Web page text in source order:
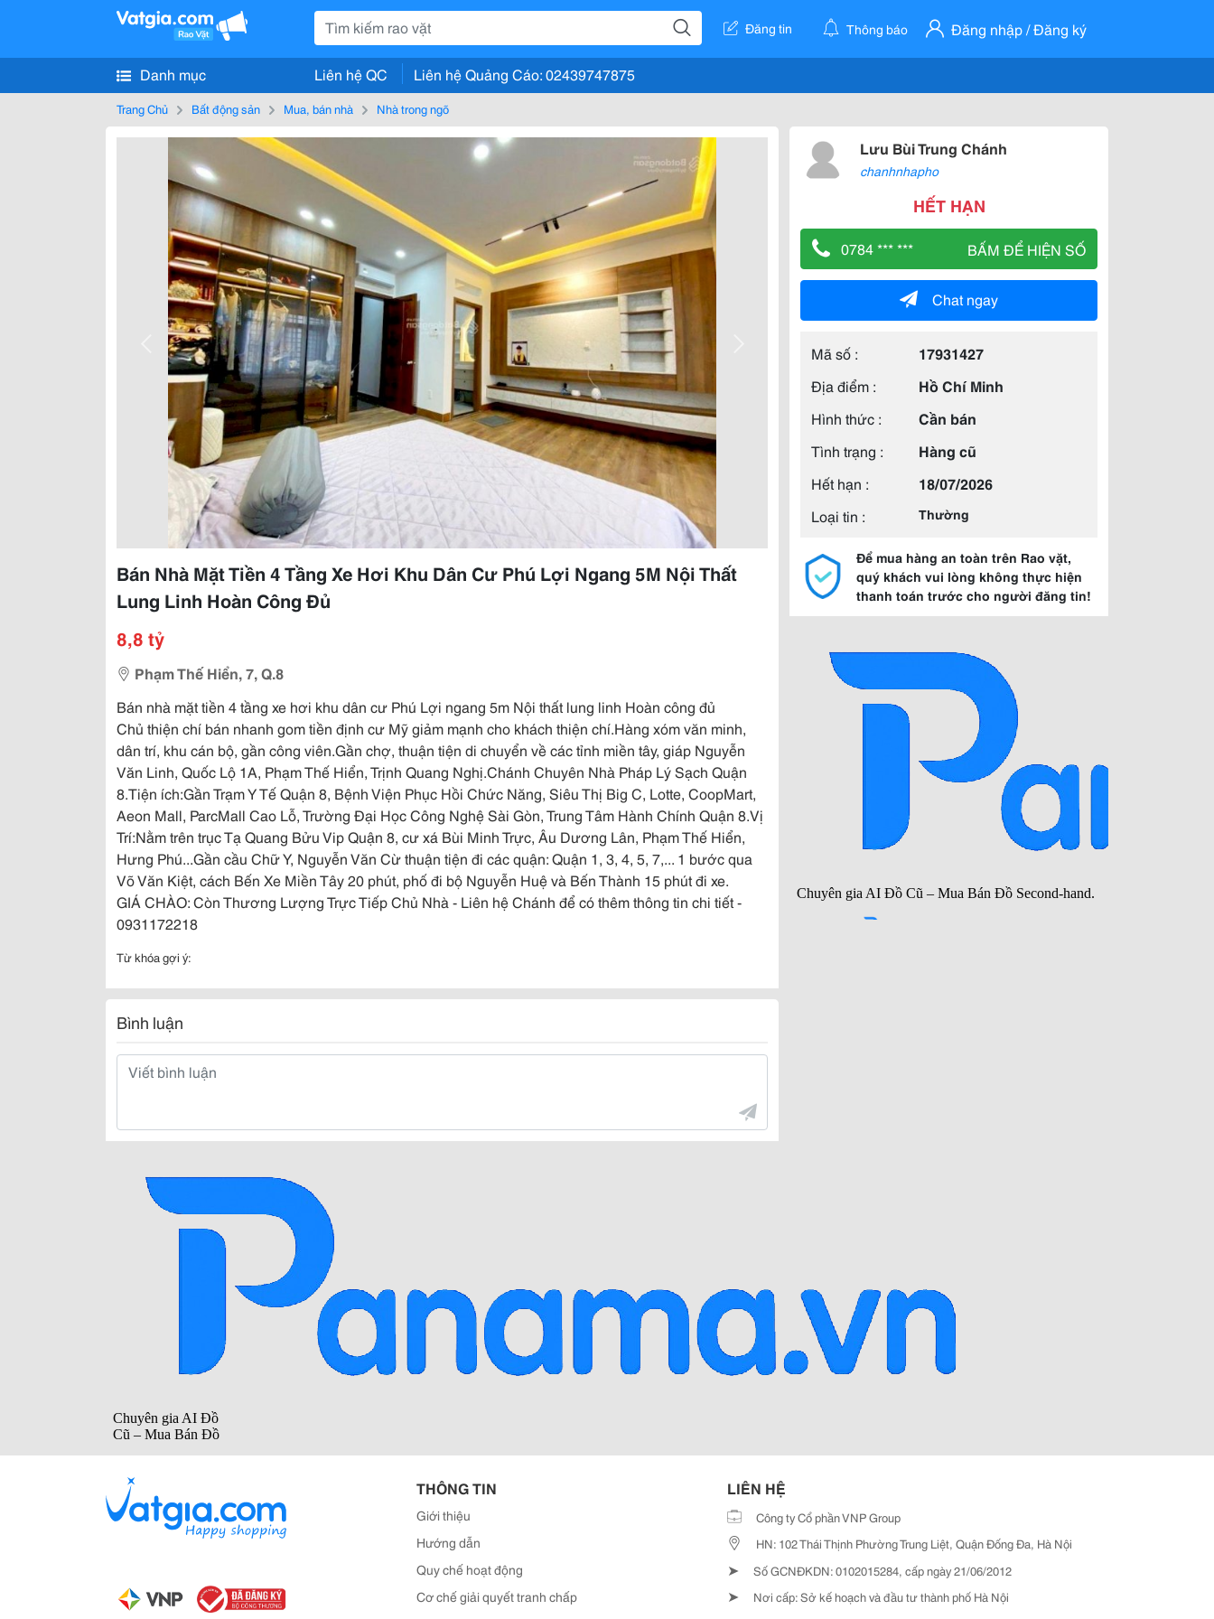
Đăng tin Thông báo Đăng nhập / Đăng ký
Danh mục Liên hệ QC Liên hệ Quảng Cáo: 02439747875
Trang Chủ Bất động sản Mua, bán nhà Nhà trong ngõ
Bán Nhà Mặt Tiền 4 Tầng Xe Hơi Khu Dân Cư Phú Lợi Ngang 5M Nội Thất
Lung Linh Hoàn Công Đủ
8,8 tỷ
Phạm Thế Hiển, 7, Q.8
Bán nhà mặt tiền 4 tầng xe hơi khu dân cư Phú Lợi ngang 5m Nội thất lung linh Hoàn công đủ
Chủ thiện chí bán nhanh gom tiền định cư Mỹ giảm mạnh cho khách thiện chí.Hàng xóm văn minh,
dân trí, khu cán bộ, gần công viên.Gần chợ, thuận tiện di chuyển về các tỉnh miền tây, giáp Nguyễn
Văn Linh, Quốc Lộ 1A, Phạm Thế Hiển, Trịnh Quang Nghị.Chánh Chuyên Nhà Pháp Lý Sạch Quận
8.Tiện ích:Gần Trạm Y Tế Quận 8, Bệnh Viện Phục Hồi Chức Năng, Siêu Thị Big C, Lotte, CoopMart,
Aeon Mall, ParcMall Cao Lỗ, Trường Đại Học Công Nghệ Sài Gòn, Trung Tâm Hành Chính Quận 8.Vị
Trí:Nằm trên trục Tạ Quang Bửu Vip Quận 8, cư xá Bùi Minh Trực, Âu Dương Lân, Phạm Thế Hiển,
Hưng Phú...Gần cầu Chữ Y, Nguyễn Văn Cừ thuận tiện đi các quận: Quận 1, 3, 4, 5, 7,... 1 bước qua
Võ Văn Kiệt, cách Bến Xe Miền Tây 20 phút, phố đi bộ Nguyễn Huệ và Bến Thành 15 phút đi xe.
GIÁ CHÀO: Còn Thương Lượng Trực Tiếp Chủ Nhà - Liên hệ Chánh để có thêm thông tin chi tiết -
0931172218
Từ khóa gợi ý:
Bình luận
Lưu Bùi Trung Chánh
chanhnhapho
HẾT HẠN
0784 *** *** BẤM ĐỂ HIỆN SỐ
Chat ngay
Mã số :
17931427
Địa điểm :
Hồ Chí Minh
Hình thức :
Cần bán
Tình trạng :
Hàng cũ
Hết hạn :
18/07/2026
Loại tin :
Thường
Để mua hàng an toàn trên Rao vặt,
quý khách vui lòng không thực hiện
thanh toán trước cho người đăng tin!
THÔNG TIN
Giới thiệu
Hướng dẫn
Quy chế hoạt động
Cơ chế giải quyết tranh chấp
LIÊN HỆ
Công ty Cổ phần VNP Group
HN: 102 Thái Thịnh Phường Trung Liệt, Quận Đống Đa, Hà Nội
➤ Số GCNĐKDN: 0102015284, cấp ngày 21/06/2012
➤ Nơi cấp: Sở kế hoạch và đầu tư thành phố Hà Nội